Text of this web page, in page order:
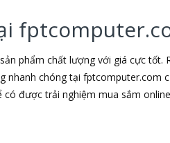
phẩm chất lượng với giá cực tốt.
nhanh chóng tại fptcomputer.com
được trải nghiệm mua sắm